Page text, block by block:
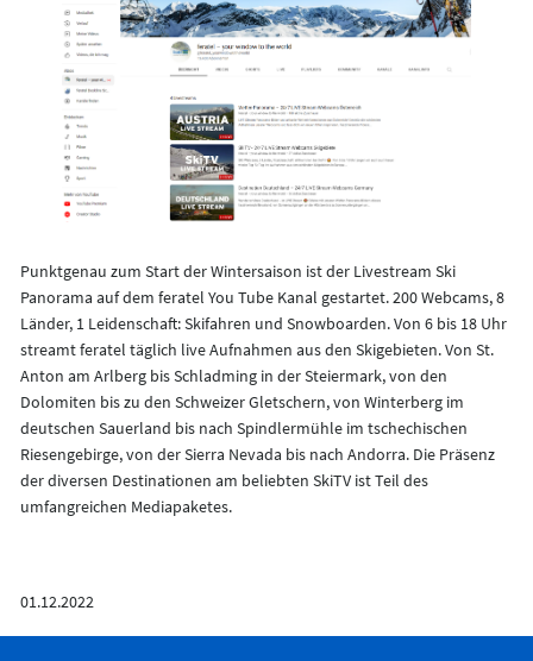
Punktgenau zum Start der Wintersaison ist der Livestream Ski
Panorama auf dem feratel You Tube Kanal gestartet. 200 Webcams, 8
Länder, 1 Leidenschaft: Skifahren und Snowboarden. Von 6 bis 18 Uhr
streamt feratel täglich live Aufnahmen aus den Skigebieten. Von St.
Anton am Arlberg bis Schladming in der Steiermark, von den
Dolomiten bis zu den Schweizer Gletschern, von Winterberg im
deutschen Sauerland bis nach Spindlermühle im tschechischen
Riesengebirge, von der Sierra Nevada bis nach Andorra. Die Präsenz
der diversen Destinationen am beliebten SkiTV ist Teil des
umfangreichen Mediapaketes.
01.12.2022